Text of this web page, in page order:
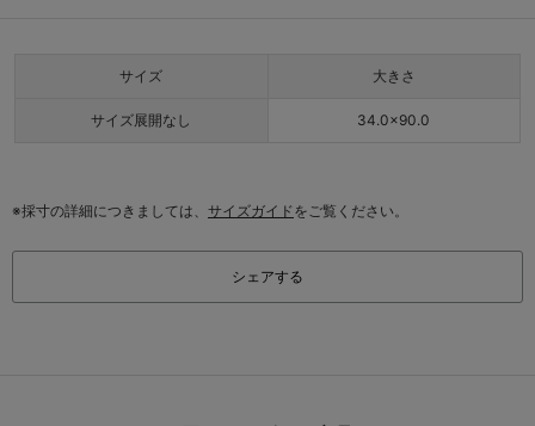
サイズ 大きさ
サイズ展開なし 34.0×90.0
※採寸の詳細につきましては、 サイズガイドをご覧ください。
シェアする